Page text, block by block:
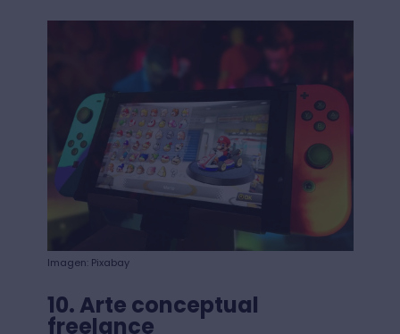
Imagen: Pixabay
10. Arte conceptual
freelance